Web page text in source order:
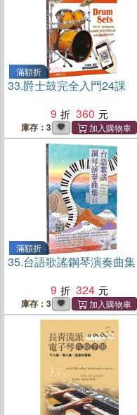
滿額折
33.爵士鼓完全入門24課
9
360
庫存：3
滿額折
35.台語歌謠鋼琴演奏曲
9
324
庫存：3